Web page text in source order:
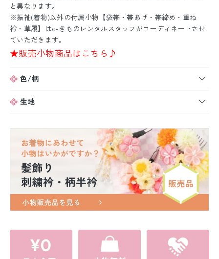
と異なります。
※振袖(着物)以外の付属小物【袋帯・帯あげ・帯締め・重ね
衿・草履】はe-きものレンタルスタッフがコーディネートさせ
ていただきます。
★販売小物商品はこちら♪
色/柄
生地